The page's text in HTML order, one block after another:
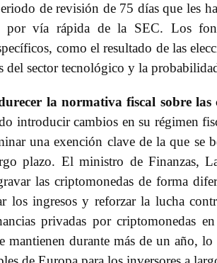
de revisión de 75 días que les
por vía rápida de la SEC. Los
como el resultado de las
del sector tecnológico y la
la normativa fiscal sobre
introducir cambios en su régimen
una exención clave de la que se
plazo. El ministro de Finanzas,
las criptomonedas de forma
los ingresos y reforzar la lucha
privadas por criptomonedas
mantienen durante más de un año,